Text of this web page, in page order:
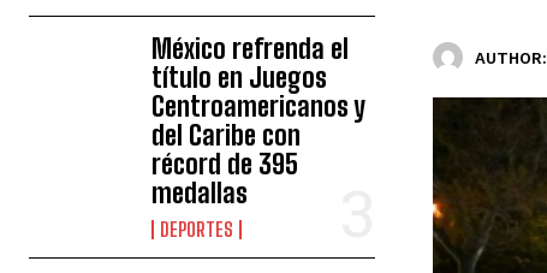
México refrenda el
título en Juegos
Centroamericanos y
del Caribe con
récord de 395
medallas
DEPORTES
AUTHOR: